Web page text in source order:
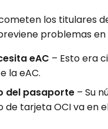
los titulares
problemas
eAC – Esto era
la eAC.
del pasaporte – Su
tarjeta OCI va en